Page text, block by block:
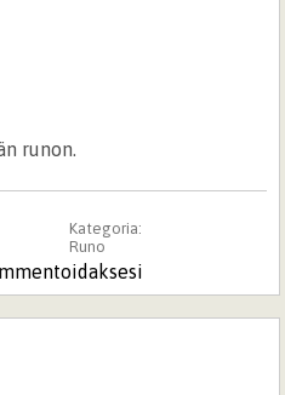
runon.
Kategoria:
Runo